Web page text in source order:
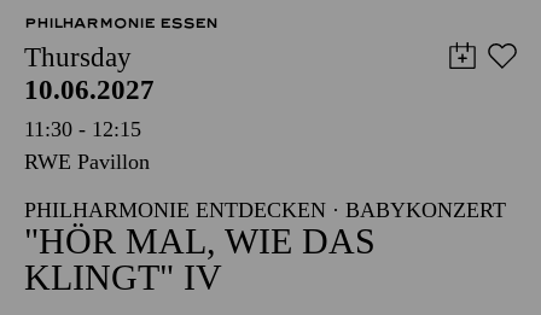
PHILHARMONIE ESSEN
Thursday
10.06.2027
11:30 - 12:15
RWE Pavillon
PHILHARMONIE ENTDECKEN · BABYKONZERT
"HÖR MAL, WIE DAS
KLINGT" IV